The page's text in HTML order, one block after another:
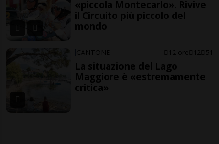
«piccola Montecarlo». Rivive
il Circuito più piccolo del
mondo
CANTONE 12 ore 12 51
La situazione del Lago
Maggiore è «estremamente
critica»